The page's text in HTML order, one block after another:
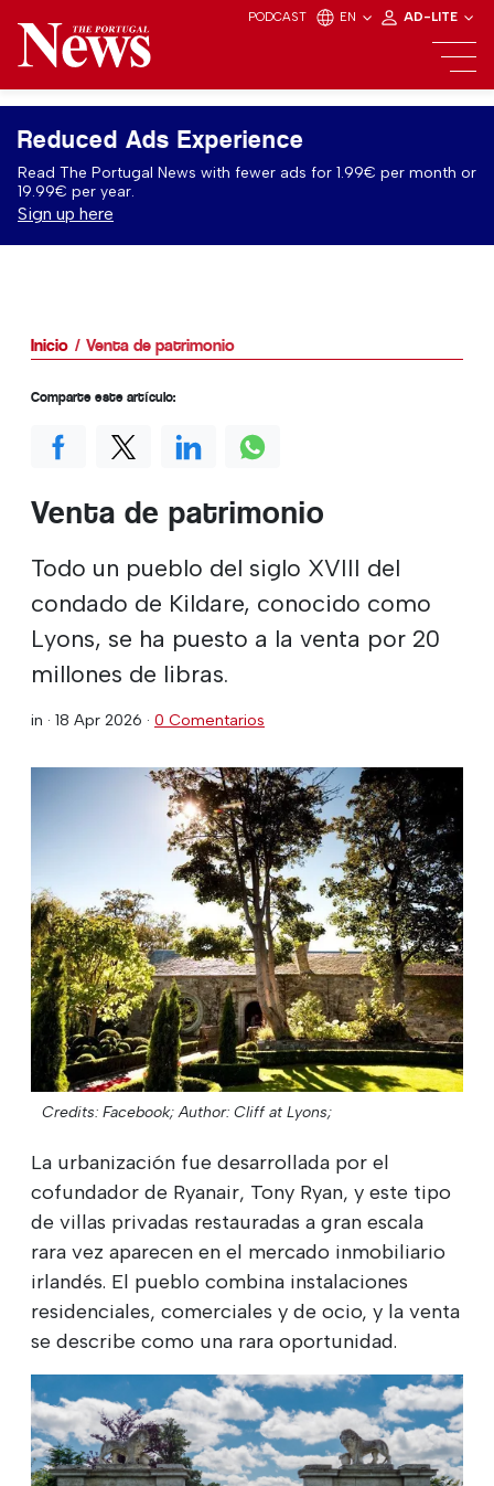
PODCAST EN AD-LITE
Reduced Ads Experience
Read The Portugal News with fewer ads for 1.99€ per month or
19.99€ per year.
Sign up here
Inicio Venta de patrimonio
Venta de patrimonio
Todo un pueblo del siglo XVIII del
condado de Kildare, conocido como
Lyons, se ha puesto a la venta por 20
millones de libras.
in · 18 Apr 2026 · 0 Comentarios
Credits: Facebook; Author: Cliff at Lyons;
La urbanización fue desarrollada por el
cofundador de Ryanair, Tony Ryan, y este tipo
de villas privadas restauradas a gran escala
rara vez aparecen en el mercado inmobiliario
irlandés. El pueblo combina instalaciones
residenciales, comerciales y de ocio, y la venta
se describe como una rara oportunidad.
Comparte este artículo: